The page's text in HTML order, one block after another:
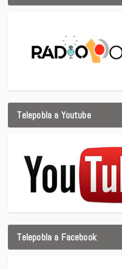
Telepobla a Youtube
Telepobla a Facebook